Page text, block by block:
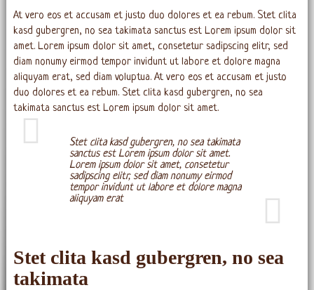
At vero eos et accusam et justo duo dolores et ea rebum. Stet clita
kasd gubergren, no sea takimata sanctus est Lorem ipsum dolor sit
amet. Lorem ipsum dolor sit amet, consetetur sadipscing elitr, sed
diam nonumy eirmod tempor invidunt ut labore et dolore magna
aliquyam erat, sed diam voluptua. At vero eos et accusam et justo
duo dolores et ea rebum. Stet clita kasd gubergren, no sea
takimata sanctus est Lorem ipsum dolor sit amet.
Stet clita kasd gubergren, no sea takimata
sanctus est Lorem ipsum dolor sit amet.
Lorem ipsum dolor sit amet, consetetur
sadipscing elitr, sed diam nonumy eirmod
tempor invidunt ut labore et dolore magna
aliquyam erat
Stet clita kasd gubergren, no sea
takimata